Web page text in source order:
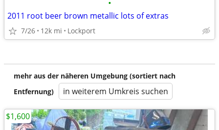
•
2011 root beer brown metallic lots of extras
7/26 12k mi Lockport
mehr aus der näheren Umgebung (sortiert nach
Entfernung)
in weiterem Umkreis suchen
$1,600